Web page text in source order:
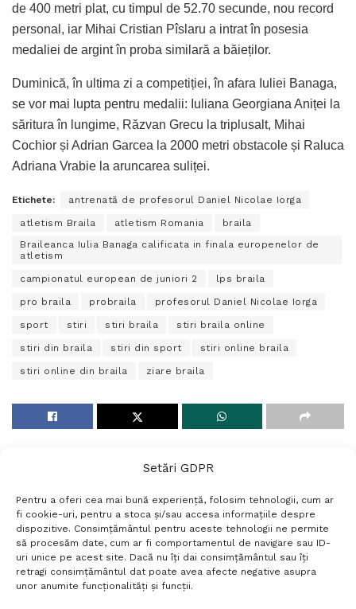
Setări GDPR
Pentru a oferi cea mai bună experiență, folosim tehnologii, cum ar
fi cookie-uri, pentru a stoca și/sau accesa informațiile despre
dispozitive. Consimțământul pentru aceste tehnologii ne permite
să procesăm date, cum ar fi comportamentul de navigare sau ID-
uri unice pe acest site. Dacă nu îți dai consimțământul sau îți
retragi consimțământul dat poate avea afecte negative asupra
unor anumite funcționalități și funcții.
de 400 metri plat, cu timpul de 52.70 secunde, nou record
personal, iar Mihai Cristian Pîslaru a intrat în posesia
medaliei de argint în proba similară a băieților.
Duminică, în ultima zi a competiției, în afara Iuliei Banaga,
se vor mai lupta pentru medalii: Iuliana Georgiana Aniței la
săritura în lungime, Răzvan Grecu la triplusalt, Mihai
Cochior și Adrian Garcea la 2000 metri obstacole și Raluca
Adriana Vrabie la aruncarea suliței.
Etichete: antrenată de profesorul Daniel Nicolae Iorga
atletism Braila atletism Romania
braila
Braileanca Iulia Banaga calificata in finala europenelor de
atletism
campionatul european de juniori 2 lps braila
pro braila probraila profesorul Daniel Nicolae Iorga
sport stiri stiri braila stiri braila online
stiri din braila stiri din sport stiri online braila
stiri online din braila ziare braila
Termeni si conditii
Politică de confidențialitate
Politica cookies
Setări GDPR